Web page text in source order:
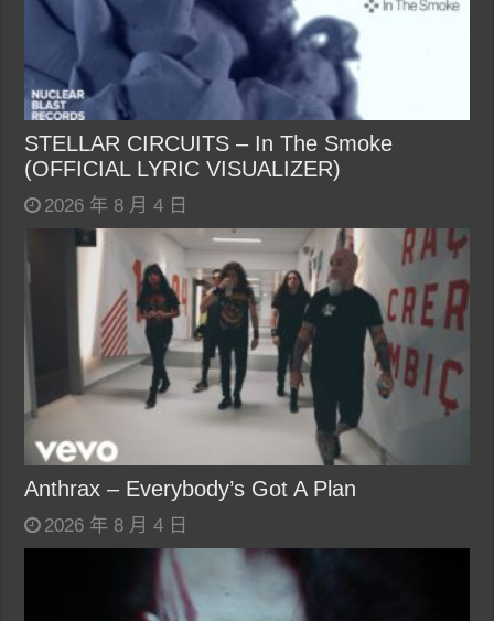
STELLAR CIRCUITS – In The Smoke
(OFFICIAL LYRIC VISUALIZER)
2026 年 8 月 4 日
Anthrax – Everybody’s Got A Plan
2026 年 8 月 4 日